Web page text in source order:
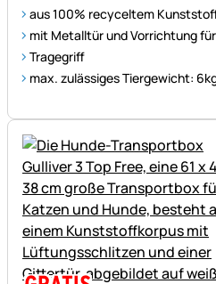
aus 100% recyceltem
mit Metalltür und Vorrichtung
Tragegriff
max. zulässiges Tiergewicht: